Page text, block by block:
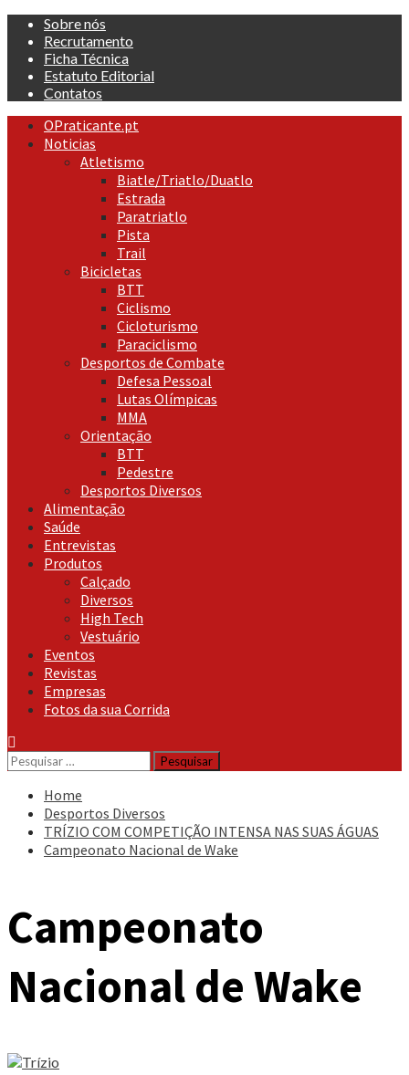
Skip
content
Sobre nós
Recrutamento
Ficha Técnica
Estatuto Editorial
Contatos
Primary
Menu
OPraticante.pt
Noticias
Atletismo
Biatle/Triatlo/Duatlo
Estrada
Paratriatlo
Pista
Trail
Bicicletas
BTT
Ciclismo
Cicloturismo
Paraciclismo
Desportos de Combate
Defesa Pessoal
Lutas Olímpicas
MMA
Orientação
BTT
Pedestre
Desportos Diversos
Alimentação
Saúde
Entrevistas
Produtos
Calçado
Diversos
High Tech
Vestuário
Eventos
Revistas
Empresas
Fotos da sua Corrida
Pesquisar
por:
Home
Desportos Diversos
TRÍZIO COM COMPETIÇÃO INTENSA NAS SUAS ÁGUAS
Campeonato Nacional de Wake
Campeonato
Nacional de Wake